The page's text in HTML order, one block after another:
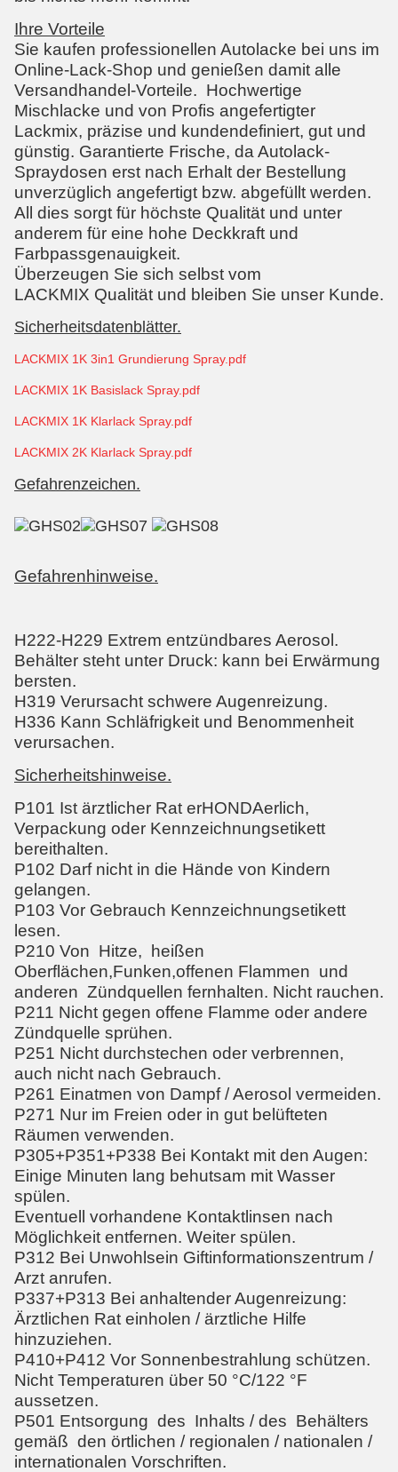
Ihre Vorteile
Sie kaufen professionellen Autolacke bei uns im
Online-Lack-Shop und genießen damit alle
Versandhandel-Vorteile. Hochwertige
Mischlacke und von Profis angefertigter
Lackmix, präzise und kundendefiniert, gut und
günstig. Garantierte Frische, da Autolack-
Spraydosen erst nach Erhalt der Bestellung
unverzüglich angefertigt bzw. abgefüllt werden.
All dies sorgt für höchste Qualität und unter
anderem für eine hohe Deckkraft und
Farbpassgenauigkeit.
Überzeugen Sie sich selbst vom
LACKMIX Qualität und bleiben Sie unser Kunde.
Sicherheitsdatenblätter.
LACKMIX 1K 3in1 Grundierung Spray.pdf
LACKMIX 1K Basislack Spray.pdf
LACKMIX 1K Klarlack Spray.pdf
LACKMIX 2K Klarlack Spray.pdf
Gefahrenzeichen.
Gefahrenhinweise.
H222-H229 Extrem entzündbares Aerosol.
Behälter steht unter Druck: kann bei Erwärmung
bersten.
H319 Verursacht schwere Augenreizung.
H336 Kann Schläfrigkeit und Benommenheit
verursachen.
Sicherheitshinweise.
P101 Ist ärztlicher Rat erHONDAerlich,
Verpackung oder Kennzeichnungsetikett
bereithalten.
P102 Darf nicht in die Hände von Kindern
gelangen.
P103 Vor Gebrauch Kennzeichnungsetikett
lesen.
P210 Von Hitze, heißen
Oberflächen,Funken,offenen Flammen und
anderen Zündquellen fernhalten. Nicht rauchen.
P211 Nicht gegen offene Flamme oder andere
Zündquelle sprühen.
P251 Nicht durchstechen oder verbrennen,
auch nicht nach Gebrauch.
P261 Einatmen von Dampf / Aerosol vermeiden.
P271 Nur im Freien oder in gut belüfteten
Räumen verwenden.
P305+P351+P338 Bei Kontakt mit den Augen:
Einige Minuten lang behutsam mit Wasser
spülen.
Eventuell vorhandene Kontaktlinsen nach
Möglichkeit entfernen. Weiter spülen.
P312 Bei Unwohlsein Giftinformationszentrum /
Arzt anrufen.
P337+P313 Bei anhaltender Augenreizung:
Ärztlichen Rat einholen / ärztliche Hilfe
hinzuziehen.
P410+P412 Vor Sonnenbestrahlung schützen.
Nicht Temperaturen über 50 °C/122 °F
aussetzen.
P501 Entsorgung des Inhalts / des Behälters
gemäß den örtlichen / regionalen / nationalen /
internationalen Vorschriften.